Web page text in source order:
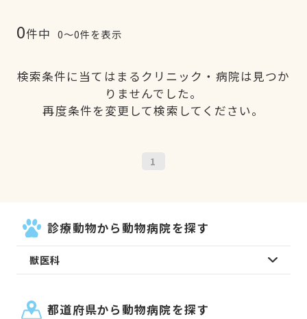
0件中 0〜0件を表示
検索条件に当てはまるクリニック・病院は見つか
りませんでした。
再度条件を変更して検索してください。
1
診療動物から動物病院を探す
獣医科
都道府県から動物病院を探す